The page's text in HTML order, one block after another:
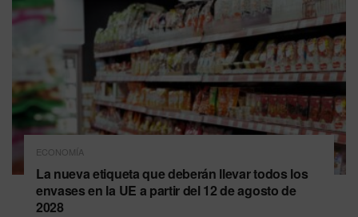
ECONOMÍA
La nueva etiqueta que deberán llevar todos los
envases en la UE a partir del 12 de agosto de
2028